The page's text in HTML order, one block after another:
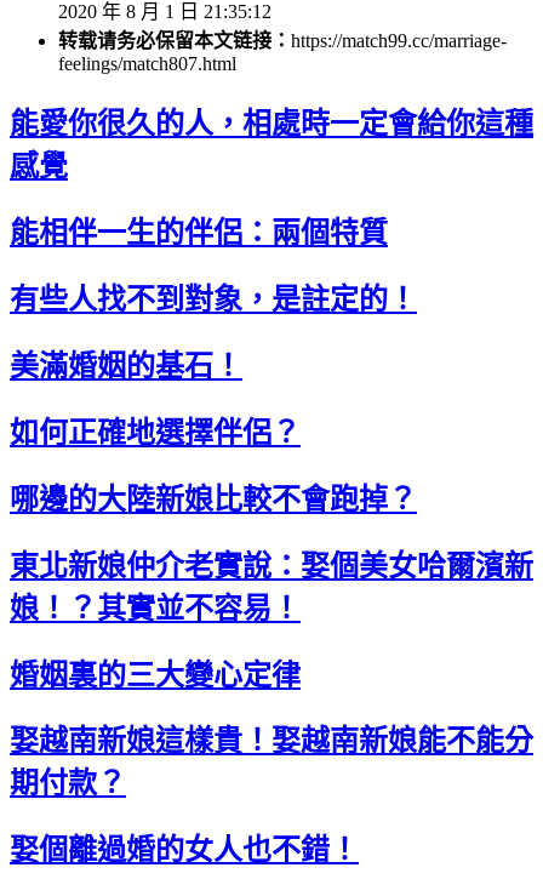
2020 年 8 月 1 日 21:35:12
转载请务必保留本文链接： https://match99.cc/marriage-
feelings/match807.html
能愛你很久的人，相處時一定會給你這種
感覺
能相伴一生的伴侶：兩個特質
有些人找不到對象，是註定的！
美滿婚姻的基石！
如何正確地選擇伴侶？
哪邊的大陸新娘比較不會跑掉？
東北新娘仲介老實說：娶個美女哈爾濱新
娘！？其實並不容易！
婚姻裏的三大變心定律
娶越南新娘這樣貴！娶越南新娘能不能分
期付款？
娶個離過婚的女人也不錯！